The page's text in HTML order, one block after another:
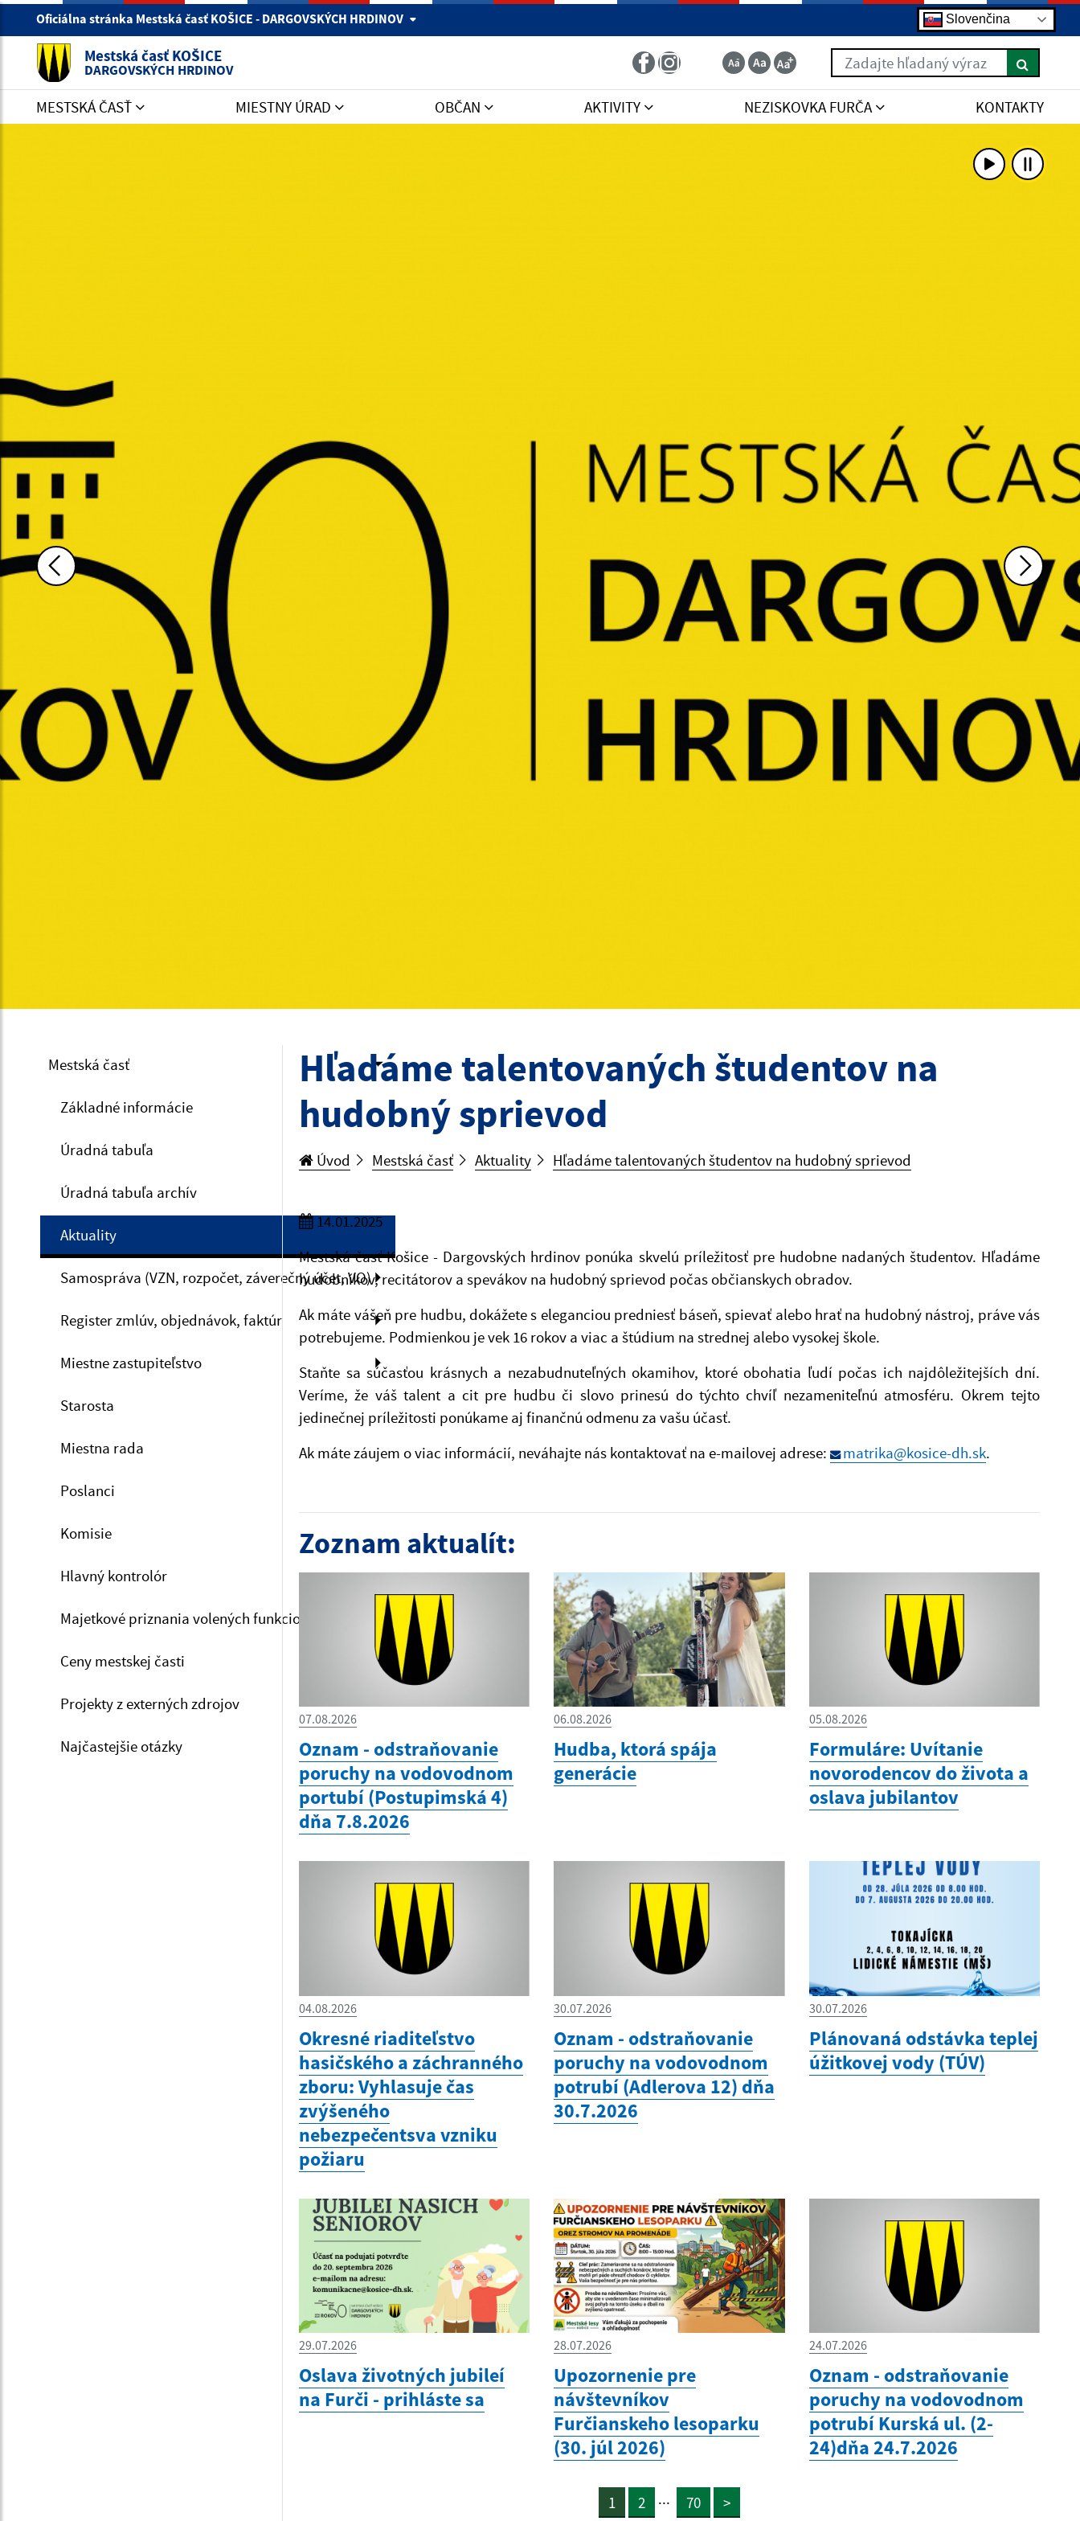
Oficiálna stránka Mestská časť KOŠICE - DARGOVSKÝCH HRDINOV Slovenčina
Mestská časť KOŠICE
DARGOVSKÝCH HRDINOV
Zadajte hľadaný výraz
MESTSKÁ ČASŤ MIESTNY ÚRAD OBČAN AKTIVITY NEZISKOVKA FURČA KONTAKTY
Mestská časť
Základné informácie
Úradná tabuľa
Úradná tabuľa archív
Aktuality
Samospráva (VZN, rozpočet, záverečný účet, VO)
Register zmlúv, objednávok, faktúr
Miestne zastupiteľstvo
Starosta
Miestna rada
Poslanci
Komisie
Hlavný kontrolór
Majetkové priznania volených funkcionárov
Ceny mestskej časti
Projekty z externých zdrojov
Najčastejšie otázky
Hľadáme talentovaných študentov na
hudobný sprievod
Úvod Mestská časť Aktuality Hľadáme talentovaných študentov na hudobný sprievod
14.01.2025
Mestská časť Košice - Dargovských hrdinov ponúka skvelú príležitosť pre hudobne nadaných študentov. Hľadáme
hudobníkov, recitátorov a spevákov na hudobný sprievod počas občianskych obradov.
Ak máte vášeň pre hudbu, dokážete s eleganciou predniesť báseň, spievať alebo hrať na hudobný nástroj, práve vás
potrebujeme. Podmienkou je vek 16 rokov a viac a štúdium na strednej alebo vysokej škole.
Staňte sa súčasťou krásnych a nezabudnuteľných okamihov, ktoré obohatia ľudí počas ich najdôležitejších dní.
Veríme, že váš talent a cit pre hudbu či slovo prinesú do týchto chvíľ nezameniteľnú atmosféru. Okrem tejto
jedinečnej príležitosti ponúkame aj finančnú odmenu za vašu účasť.
Ak máte záujem o viac informácií, neváhajte nás kontaktovať na e-mailovej adrese:
matrika@kosice-dh.sk.
Zoznam aktualít:
07.08.2026
Oznam - odstraňovanie
poruchy na vodovodnom
portubí (Postupimská 4)
dňa 7.8.2026
06.08.2026
Hudba, ktorá spája
generácie
05.08.2026
Formuláre: Uvítanie
novorodencov do života a
oslava jubilantov
04.08.2026
Okresné riaditeľstvo
hasičského a záchranného
zboru: Vyhlasuje čas
zvýšeného
nebezpečentsva vzniku
požiaru
30.07.2026
Oznam - odstraňovanie
poruchy na vodovodnom
potrubí (Adlerova 12) dňa
30.7.2026
30.07.2026
Plánovaná odstávka teplej
úžitkovej vody (TÚV)
29.07.2026
Oslava životných jubileí
na Furči - prihláste sa
28.07.2026
Upozornenie pre
návštevníkov
Furčianskeho lesoparku
(30. júl 2026)
24.07.2026
Oznam - odstraňovanie
poruchy na vodovodnom
potrubí Kurská ul. (2-
24)dňa 24.7.2026
1 2 ... 70 >